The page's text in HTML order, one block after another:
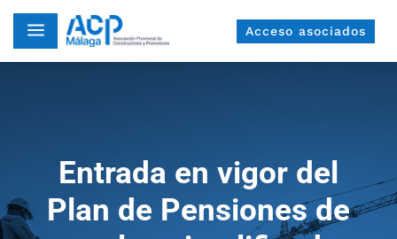
a Acceso asociados
Entrada en vigor del
Plan de Pensiones de